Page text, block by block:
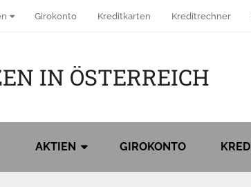
Girokonto Kreditkarten Kreditrechner
IN ÖSTERREICH
AKTIEN GIROKONTO